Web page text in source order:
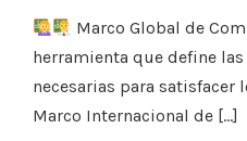
Marco Global de
herramienta que define
necesarias para satisfacer
Marco Internacional de […]